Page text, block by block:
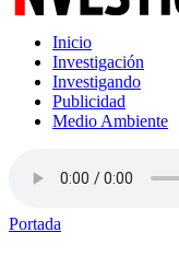
Inicio
Investigación
Investigando
Publicidad
Medio Ambiente
Portada